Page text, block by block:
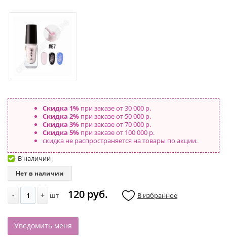
Скидка 1%при заказе от 30 000 р.
Скидка 2%при заказе от 50 000 р.
Скидка 3%при заказе от 70 000 р.
Скидка 5%при заказе от 100 000 р.
скидка не распространяется на товары по акции.
В наличии
Нет в наличии
- + шт 120 руб. В избранное
Уведомить меня